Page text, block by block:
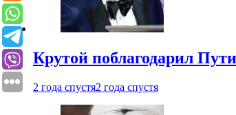
Крутой поблагодарил
2 года спустя2 года спустя